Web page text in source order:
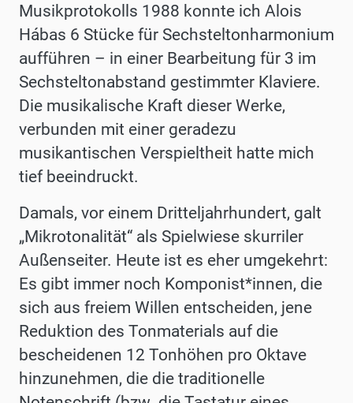
Musikprotokolls 1988 konnte ich Alois
Hábas 6 Stücke für Sechsteltonharmonium
aufführen – in einer Bearbeitung für 3 im
Sechsteltonabstand gestimmter Klaviere.
Die musikalische Kraft dieser Werke,
verbunden mit einer geradezu
musikantischen Verspieltheit hatte mich
tief beeindruckt.
Damals, vor einem Dritteljahrhundert, galt
„Mikrotonalität“ als Spielwiese skurriler
Außenseiter. Heute ist es eher umgekehrt:
Es gibt immer noch Komponist*innen, die
sich aus freiem Willen entscheiden, jene
Reduktion des Tonmaterials auf die
bescheidenen 12 Tonhöhen pro Oktave
hinzunehmen, die die traditionelle